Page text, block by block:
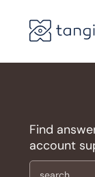
Find
account